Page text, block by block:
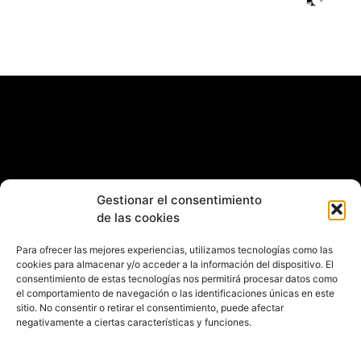
Gestionar el consentimiento
de las cookies
Para ofrecer las mejores experiencias, utilizamos tecnologías como las
cookies para almacenar y/o acceder a la información del dispositivo. El
consentimiento de estas tecnologías nos permitirá procesar datos como
el comportamiento de navegación o las identificaciones únicas en este
sitio. No consentir o retirar el consentimiento, puede afectar
negativamente a ciertas características y funciones.